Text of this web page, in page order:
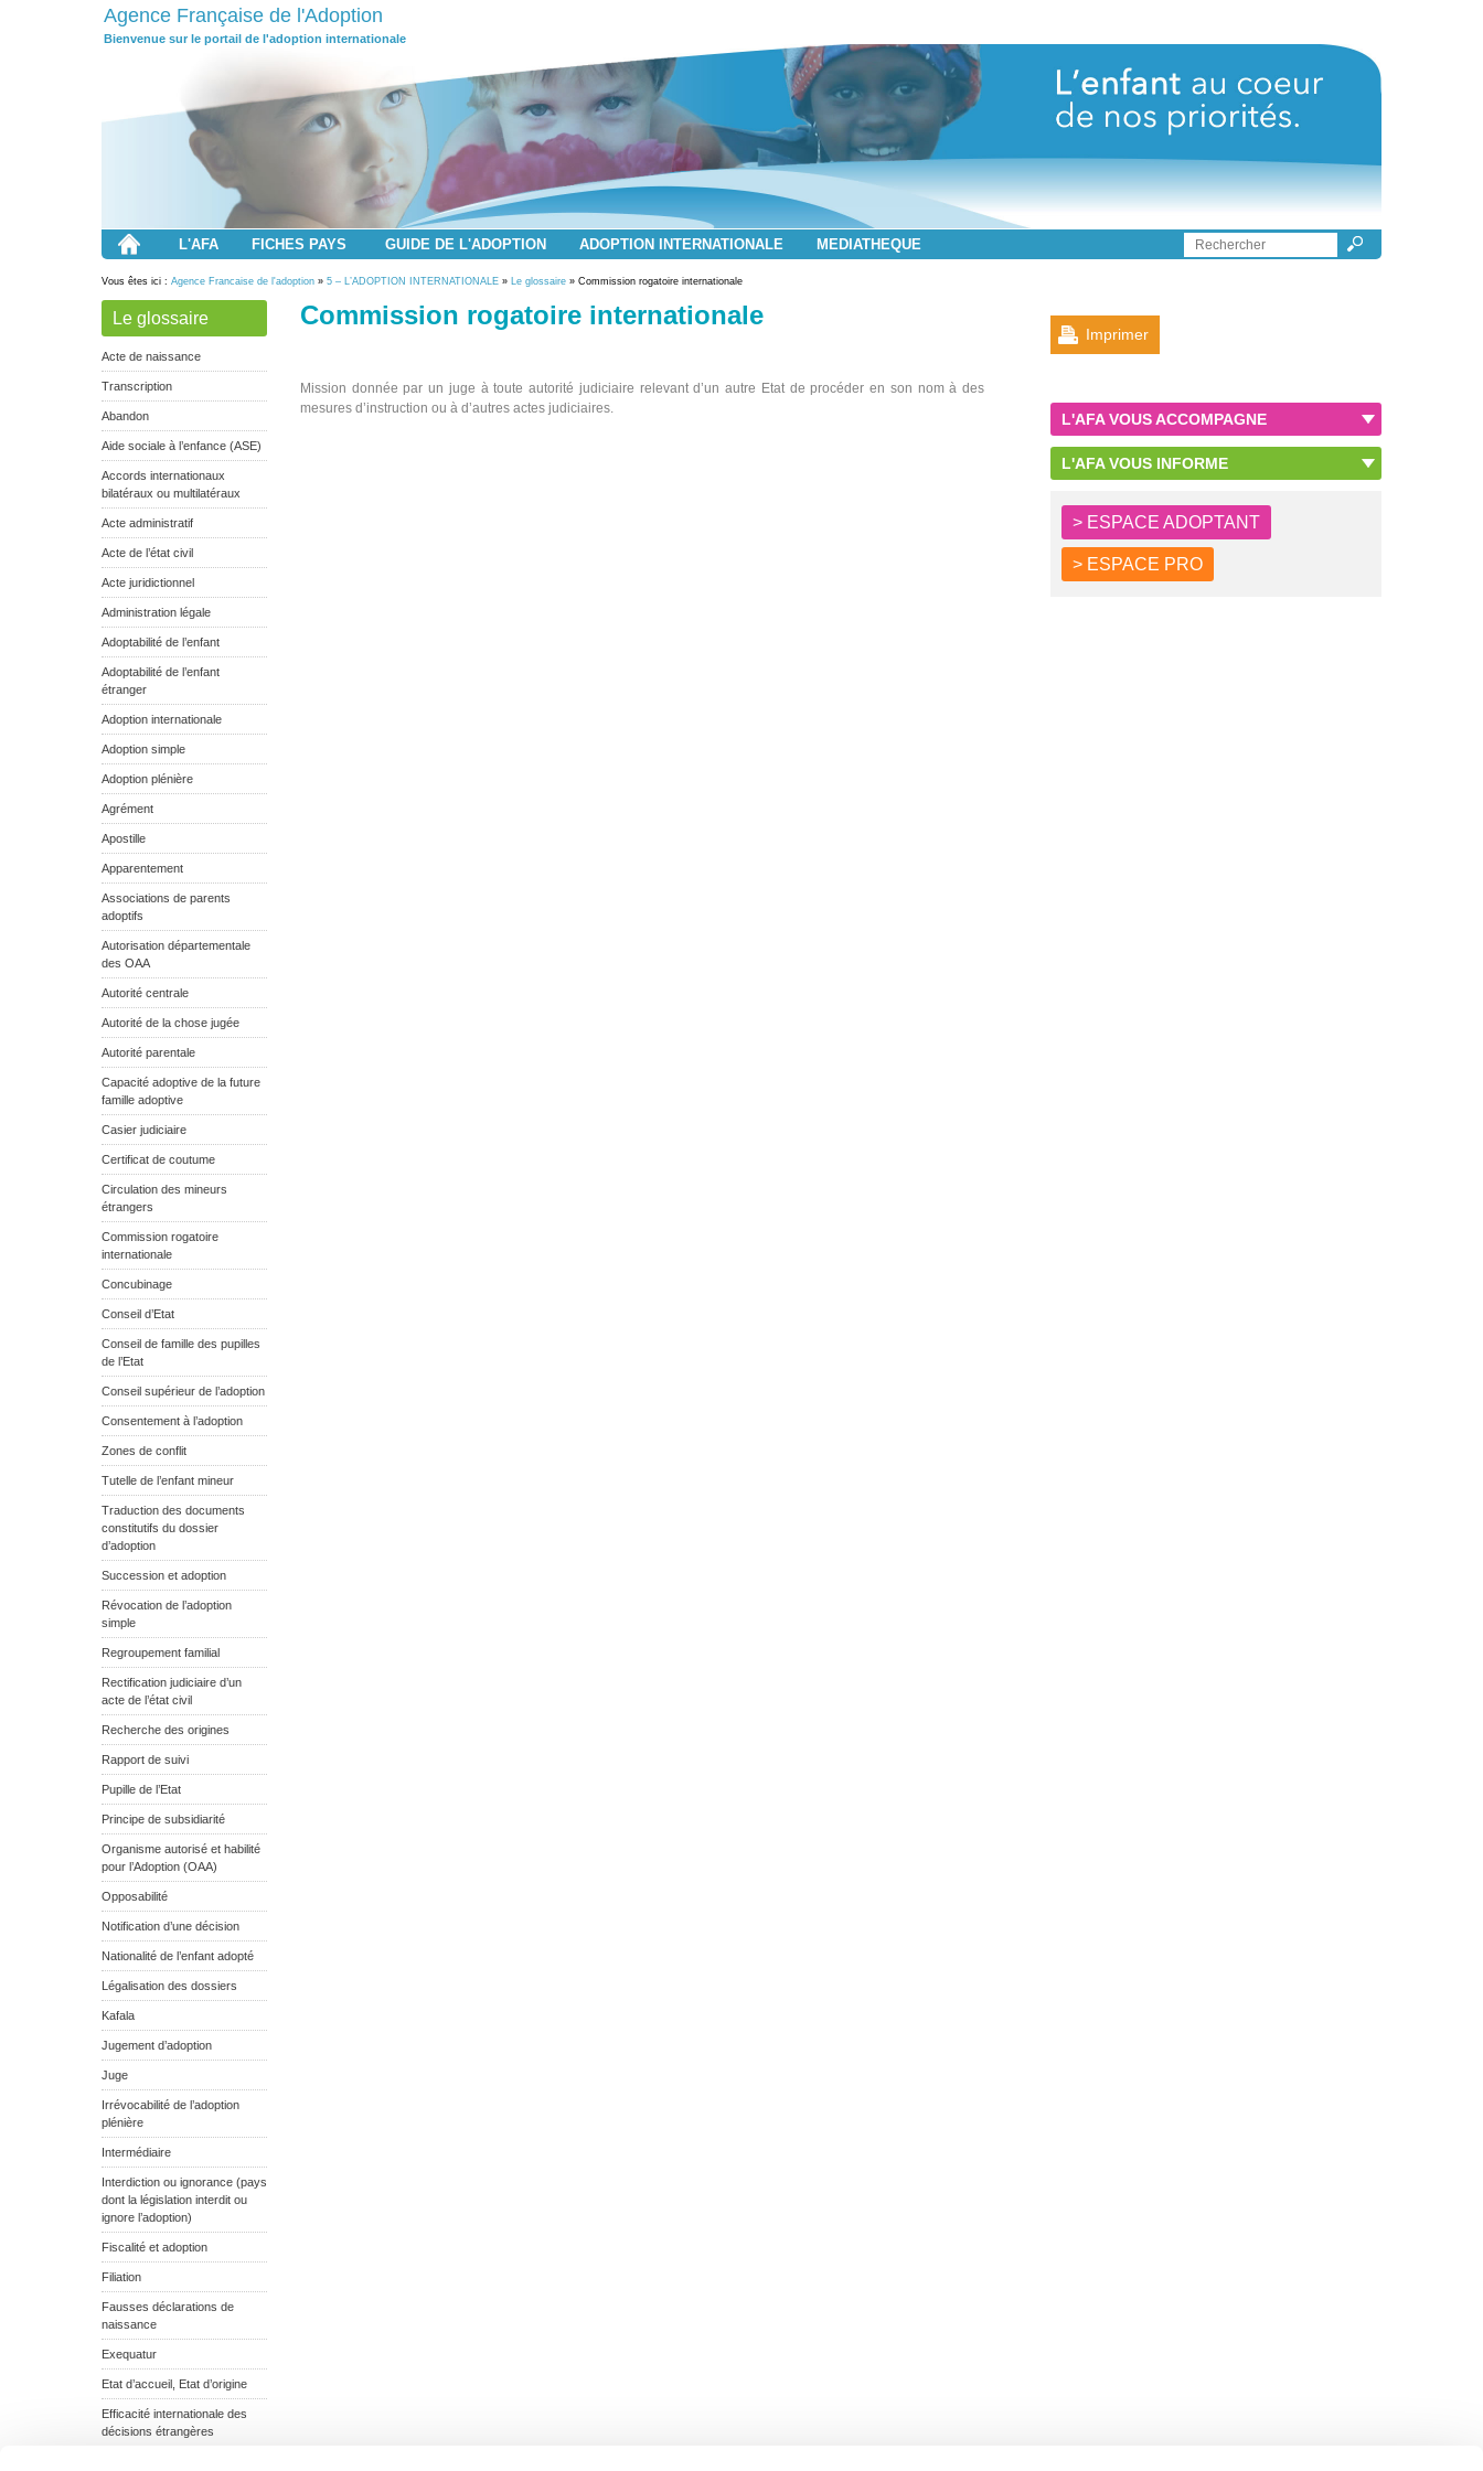
Agence Française de l'Adoption
Bienvenue sur le portail de l'adoption internationale
L'AFA FICHES PAYS GUIDE DE L'ADOPTION ADOPTION INTERNATIONALE MEDIATHEQUE
Vous êtes ici : Agence Francaise de l'adoption » 5 – L’ADOPTION INTERNATIONALE » Le glossaire » Commission rogatoire internationale
Le glossaire
Acte de naissance
Transcription
Abandon
Aide sociale à l’enfance (ASE)
Accords internationaux
bilatéraux ou multilatéraux
Acte administratif
Acte de l’état civil
Acte juridictionnel
Administration légale
Adoptabilité de l’enfant
Adoptabilité de l’enfant
étranger
Adoption internationale
Adoption simple
Adoption plénière
Agrément
Apostille
Apparentement
Associations de parents
adoptifs
Autorisation départementale
des OAA
Autorité centrale
Autorité de la chose jugée
Autorité parentale
Capacité adoptive de la future
famille adoptive
Casier judiciaire
Certificat de coutume
Circulation des mineurs
étrangers
Commission rogatoire
internationale
Concubinage
Conseil d’Etat
Conseil de famille des pupilles
de l’Etat
Conseil supérieur de l’adoption
Consentement à l’adoption
Zones de conflit
Tutelle de l’enfant mineur
Traduction des documents
constitutifs du dossier
d’adoption
Succession et adoption
Révocation de l’adoption
simple
Regroupement familial
Rectification judiciaire d’un
acte de l’état civil
Recherche des origines
Rapport de suivi
Pupille de l’Etat
Principe de subsidiarité
Organisme autorisé et habilité
pour l’Adoption (OAA)
Opposabilité
Notification d’une décision
Nationalité de l’enfant adopté
Légalisation des dossiers
Kafala
Jugement d’adoption
Juge
Irrévocabilité de l’adoption
plénière
Intermédiaire
Interdiction ou ignorance (pays
dont la législation interdit ou
ignore l’adoption)
Fiscalité et adoption
Filiation
Fausses déclarations de
naissance
Exequatur
Etat d’accueil, Etat d’origine
Efficacité internationale des
décisions étrangères
Commission rogatoire internationale
Mission donnée par un juge à toute autorité judiciaire relevant d’un autre Etat de procéder en son nom à des
mesures d’instruction ou à d’autres actes judiciaires.
Imprimer
L'AFA VOUS ACCOMPAGNE
L'AFA VOUS INFORME
> ESPACE ADOPTANT
> ESPACE PRO